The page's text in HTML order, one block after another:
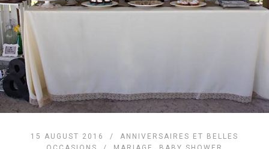
15 AUGUST 2016 / ANNIVERSAIRES ET BELLES